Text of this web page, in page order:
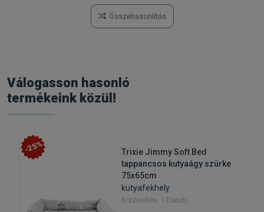
Összehasonlítás
Válogasson hasonló
termékeink közül!
-25%
Trixie Jimmy Soft Bed
tappancsos kutyaágy szürke
75x65cm
kutyafekhely
Kiszerelés: 1 Darab